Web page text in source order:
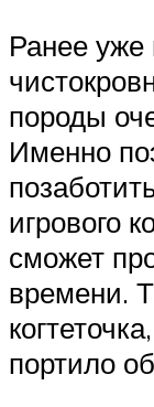
Ранее уже
породы
Именно
игрового
сможет
времени.
портило